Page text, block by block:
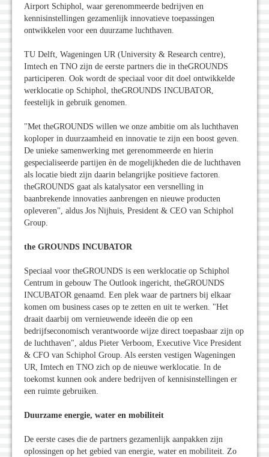
Airport Schiphol, waar gerenommeerde bedrijven en
kennisinstellingen gezamenlijk innovatieve toepassingen
ontwikkelen voor een duurzame luchthaven.
TU Delft, Wageningen UR (University & Research centre),
Imtech en TNO zijn de eerste partners die in theGROUNDS
participeren. Ook wordt de speciaal voor dit doel ontwikkelde
werklocatie op Schiphol, theGROUNDS INCUBATOR,
feestelijk in gebruik genomen.
"Met theGROUNDS willen we onze ambitie om als luchthaven
koploper in duurzaamheid en innovatie te zijn een boost geven.
De unieke samenwerking met gerenommeerde en hierin
gespecialiseerde partijen èn de mogelijkheden die de luchthaven
als locatie biedt zijn daarin belangrijke positieve factoren.
theGROUNDS gaat als katalysator een versnelling in
baanbrekende innovaties aanbrengen en nieuwe producten
opleveren", aldus Jos Nijhuis, President & CEO van Schiphol
Group.
the GROUNDS INCUBATOR
Speciaal voor theGROUNDS is een werklocatie op Schiphol
Centrum in gebouw The Outlook ingericht, theGROUNDS
INCUBATOR genaamd. Een plek waar de partners bij elkaar
komen om business cases op te zetten en uit te werken. "Het
draait daarbij om vernieuwende ideeën die op een
bedrijfseconomisch verantwoorde wijze direct toepasbaar zijn op
de luchthaven", aldus Pieter Verboom, Executive Vice President
& CFO van Schiphol Group. Als eersten vestigen Wageningen
UR, Imtech en TNO zich op de nieuwe werklocatie. In de
toekomst kunnen ook andere bedrijven of kennisinstellingen er
een ruimte gebruiken.
Duurzame energie, water en mobiliteit
De eerste cases die de partners gezamenlijk aanpakken zijn
oplossingen op het gebied van energie, water en mobiliteit. Zo